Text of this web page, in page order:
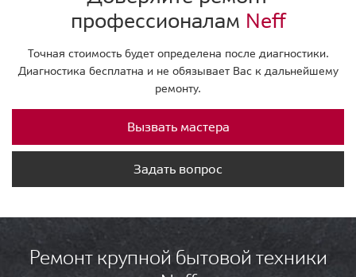
профессионалам Neff
Точная стоимость будет определена после диагностики.
Диагностика бесплатна и не обязывает Вас к дальнейшему
ремонту.
Вызвать мастера
Задать вопрос
Ремонт крупной бытовой техники